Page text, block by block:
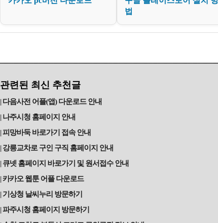
법
관련된 최신 추천글
다음사전 어플(앱) 다운로드 안내
나주시청 홈페이지 안내
피망바둑 바로가기 접속 안내
강릉교차로 구인 구직 홈페이지 안내
큐넷 홈페이지 바로가기 및 원서접수 안내
카카오 웹툰 어플 다운로드
기상청 날씨누리 방문하기
파주시청 홈페이지 방문하기